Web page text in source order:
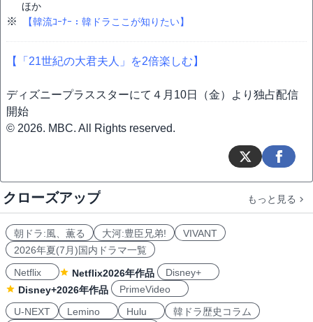
ほか
※ 【韓流ｺｰﾅｰ：韓ドラここが知りたい】
【「21世紀の大君夫人」を2倍楽しむ】
ディズニープラススターにて４月10日（金）より独占配信
開始
© 2026. MBC. All Rights reserved.
クローズアップ もっと見る
朝ドラ:風、薫る 大河:豊臣兄弟!
VIVANT
2026年夏(7月)国内ドラマ一覧
Netflix
Netflix2026年作品
Disney+
Disney+2026年作品
PrimeVideo
U-NEXT
Lemino Hulu
韓ドラ歴史コラム